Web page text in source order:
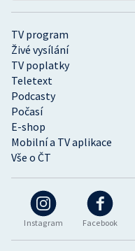
Instagram Facebook
TV program
Živé vysílání
TV poplatky
Teletext
Podcasty
Počasí
E-shop
Mobilní a TV aplikace
Vše o ČT